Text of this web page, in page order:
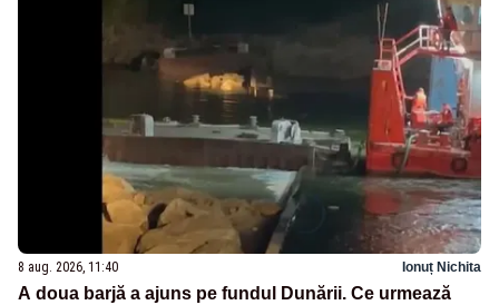
8 aug. 2026, 11:40 Ionuț Nichita
A doua barjă a ajuns pe fundul Dunării. Ce urmează